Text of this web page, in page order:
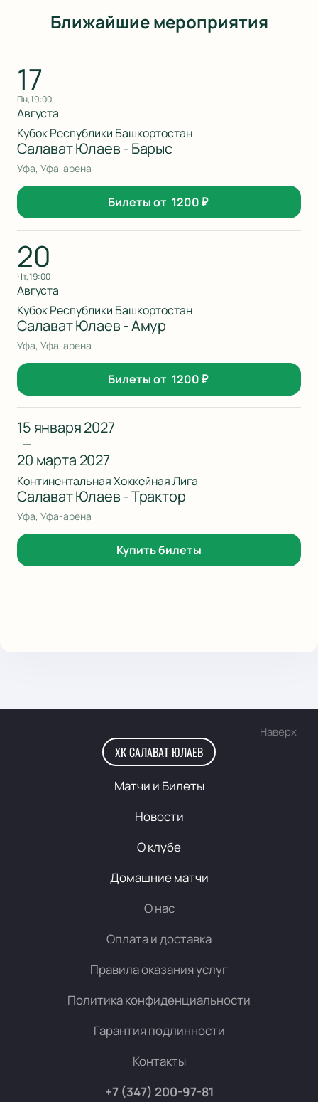
Ближайшие мероприятия
17
пн, 19:00
Августа
Кубок Республики Башкортостан
Салават Юлаев - Барыс
Уфа, Уфа-арена
Билеты от 1200₽
20
чт, 19:00
Августа
Кубок Республики Башкортостан
Салават Юлаев - Амур
Уфа, Уфа-арена
Билеты от 1200₽
15 января 2027
—
20 марта 2027
Континентальная Хоккейная Лига
Салават Юлаев - Трактор
Уфа, Уфа-арена
Купить билеты
Наверх
ХК САЛАВАТ ЮЛАЕВ
Матчи и Билеты
Новости
О клубе
Домашние матчи
О нас
Оплата и доставка
Правила оказания услуг
Политика конфиденциальности
Гарантия подлинности
Контакты
+7 (347) 200-97-81